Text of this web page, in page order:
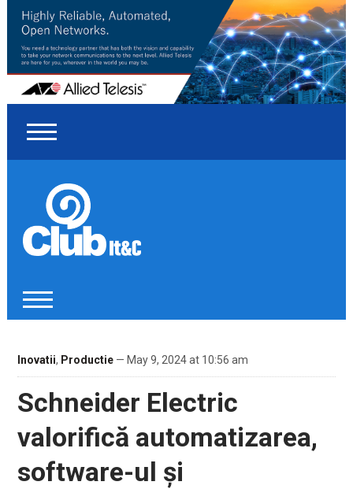
Inovatii, Productie— May 9, 2024 at 10:56 am
Schneider Electric
valorifică automatizarea,
software-ul și